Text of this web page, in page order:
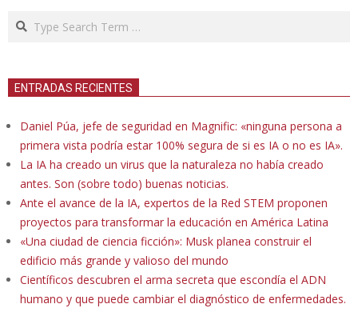
Search
ENTRADAS RECIENTES
Daniel Púa, jefe de seguridad en Magnific: «ninguna persona a
primera vista podría estar 100% segura de si es IA o no es IA».
La IA ha creado un virus que la naturaleza no había creado
antes. Son (sobre todo) buenas noticias.
Ante el avance de la IA, expertos de la Red STEM proponen
proyectos para transformar la educación en América Latina
«Una ciudad de ciencia ficción»: Musk planea construir el
edificio más grande y valioso del mundo
Científicos descubren el arma secreta que escondía el ADN
humano y que puede cambiar el diagnóstico de enfermedades.